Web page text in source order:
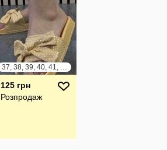
37, 38, 39, 40, 41, 42
125 грн
Розпродаж